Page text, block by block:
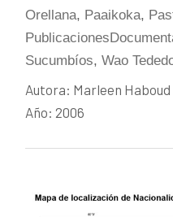
Orellana, Paaikoka,
Sucumbíos,Wao
Autora: Marleen Haboud
Año: 2006